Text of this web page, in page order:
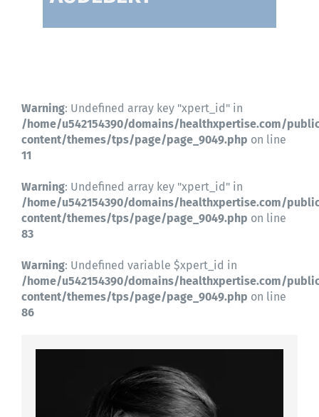
Warning: Undefined array key "xpert_id" in
/home/u542154390/domains/healthxpertise.com/
content/themes/tps/page/page_9049.php on line
11
Warning: Undefined array key "xpert_id" in
/home/u542154390/domains/healthxpertise.com/
content/themes/tps/page/page_9049.php on line
83
Warning: Undefined variable $xpert_id in
/home/u542154390/domains/healthxpertise.com/
content/themes/tps/page/page_9049.php on line
86